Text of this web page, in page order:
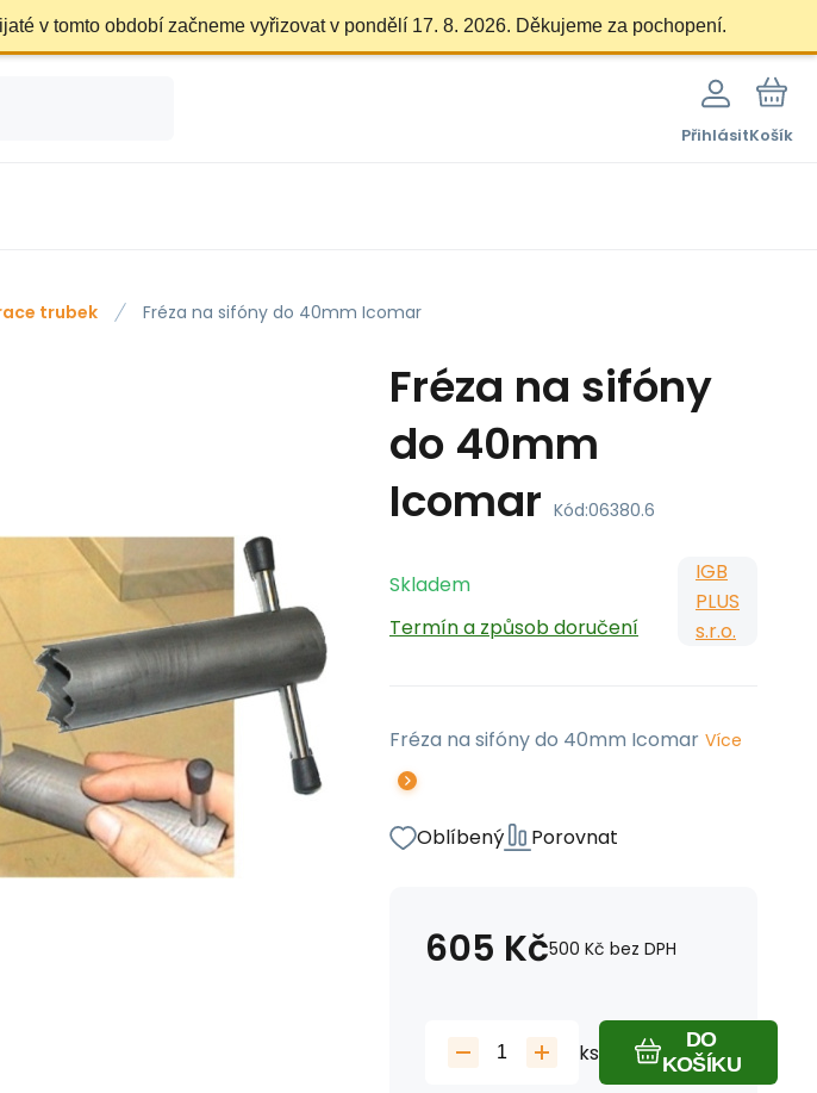
v tomto období začneme vyřizovat v pondělí 17. 8. 2026. Děkujeme za pochopení.
PřihlásitKošík
trubek Fréza na sifóny do 40mm Icomar
Fréza na sifóny
do 40mm
Icomar Kód:06380.6
Skladem
Termín a způsob doručení
IGB
PLUS
s.r.o.
Fréza na sifóny do 40mm Icomar Více
Oblíbený Porovnat
605 Kč500 Kč bez DPH
ks
DO
KOŠÍKU